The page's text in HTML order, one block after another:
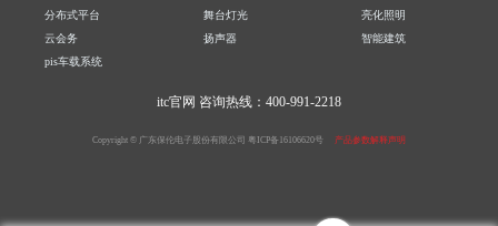
分布式平台
舞台灯光
亮化照明
云会务
扬声器
智能建筑
pis车载系统
itc官网 咨询热线：400-991-2218
Copyright © 广东保伦电子股份有限公司 粤ICP备16106620号 产品参数解释声明